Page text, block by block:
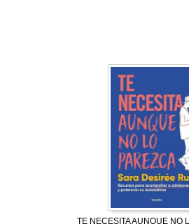
TE NECESITA AUNQUE NO